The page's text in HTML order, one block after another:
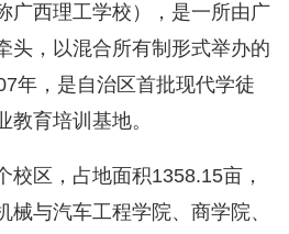
广西理工学校），是一所由广
头，以混合所有制形式举办的
年，是自治区首批现代学徒
育培训基地。
校区，占地面积1358.15亩，
械与汽车工程学院、商学院、